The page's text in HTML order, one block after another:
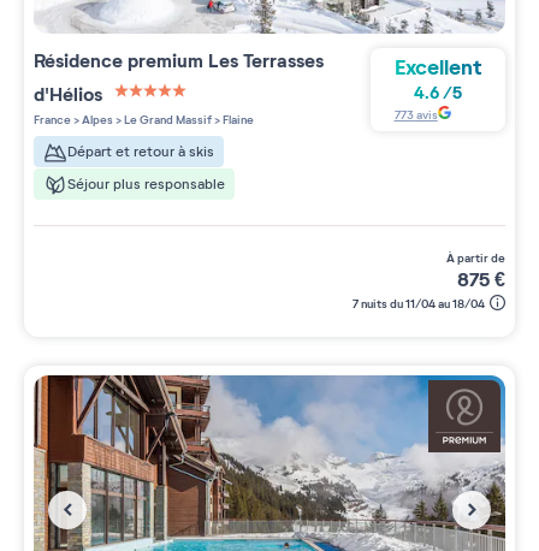
Résidence premium Les Terrasses
d'Hélios
5 étoiles sur 5
France>Alpes>Le Grand Massif>Flaine
Départ et retour à skis
Séjour plus responsable
Excellent
4.6/5
773avis
à partir de
875€
7 nuits du 11/04 au 18/04